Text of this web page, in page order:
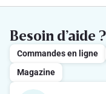
Besoin d’aide ?
Commandes en ligne
Magazine